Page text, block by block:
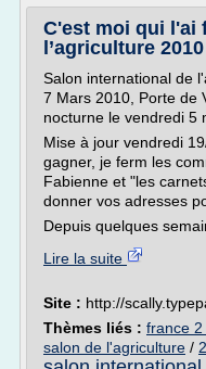
C'est moi qui l'ai
l’agriculture
Salon international de
7 Mars 2010, Porte de
nocturne le vendredi 5
Mise à jour vendredi
gagner, je ferm les
Fabienne et "les
donner vos adresses
Depuis quelques
Lire la suite
Site : http://
Thèmes liés : france
salon de l'agriculture /